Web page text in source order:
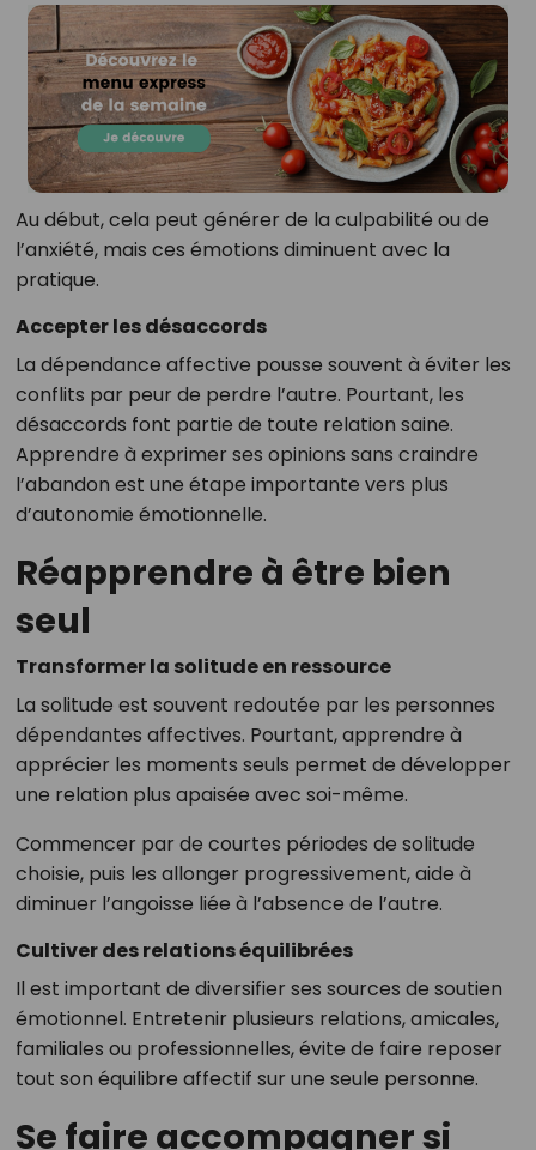
Au début, cela peut générer de la culpabilité ou de
l’anxiété, mais ces émotions diminuent avec la
pratique.
Accepter les désaccords
La dépendance affective pousse souvent à éviter les
conflits par peur de perdre l’autre. Pourtant, les
désaccords font partie de toute relation saine.
Apprendre à exprimer ses opinions sans craindre
l’abandon est une étape importante vers plus
d’autonomie émotionnelle.
Réapprendre à être bien
seul
Transformer la solitude en ressource
La solitude est souvent redoutée par les personnes
dépendantes affectives. Pourtant, apprendre à
apprécier les moments seuls permet de développer
une relation plus apaisée avec soi-même.
Commencer par de courtes périodes de solitude
choisie, puis les allonger progressivement, aide à
diminuer l’angoisse liée à l’absence de l’autre.
Cultiver des relations équilibrées
Il est important de diversifier ses sources de soutien
émotionnel. Entretenir plusieurs relations, amicales,
familiales ou professionnelles, évite de faire reposer
tout son équilibre affectif sur une seule personne.
Se faire accompagner si